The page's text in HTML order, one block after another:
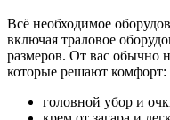
Всё необходимое
включая траловое
размеров. От вас обычно
которые решают комфорт:
головной убор и